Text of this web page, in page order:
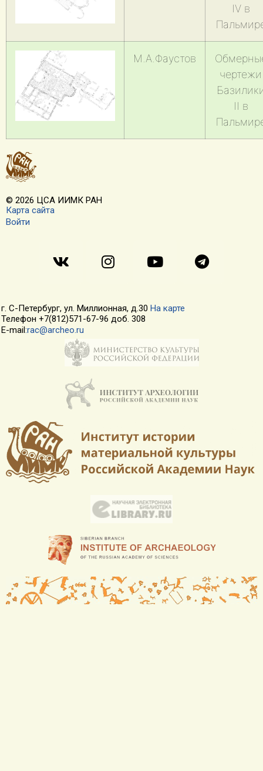
IV в
М.А.Фаустов
чертежи
II в
© 2026 ЦСА ИИМК РАН
Карта сайта
Войти
г. С-Петербург, ул. Миллионная, д.30 На карте
Телефон +7(812)571-67-96 доб. 308
E-mail:rac@archeo.ru